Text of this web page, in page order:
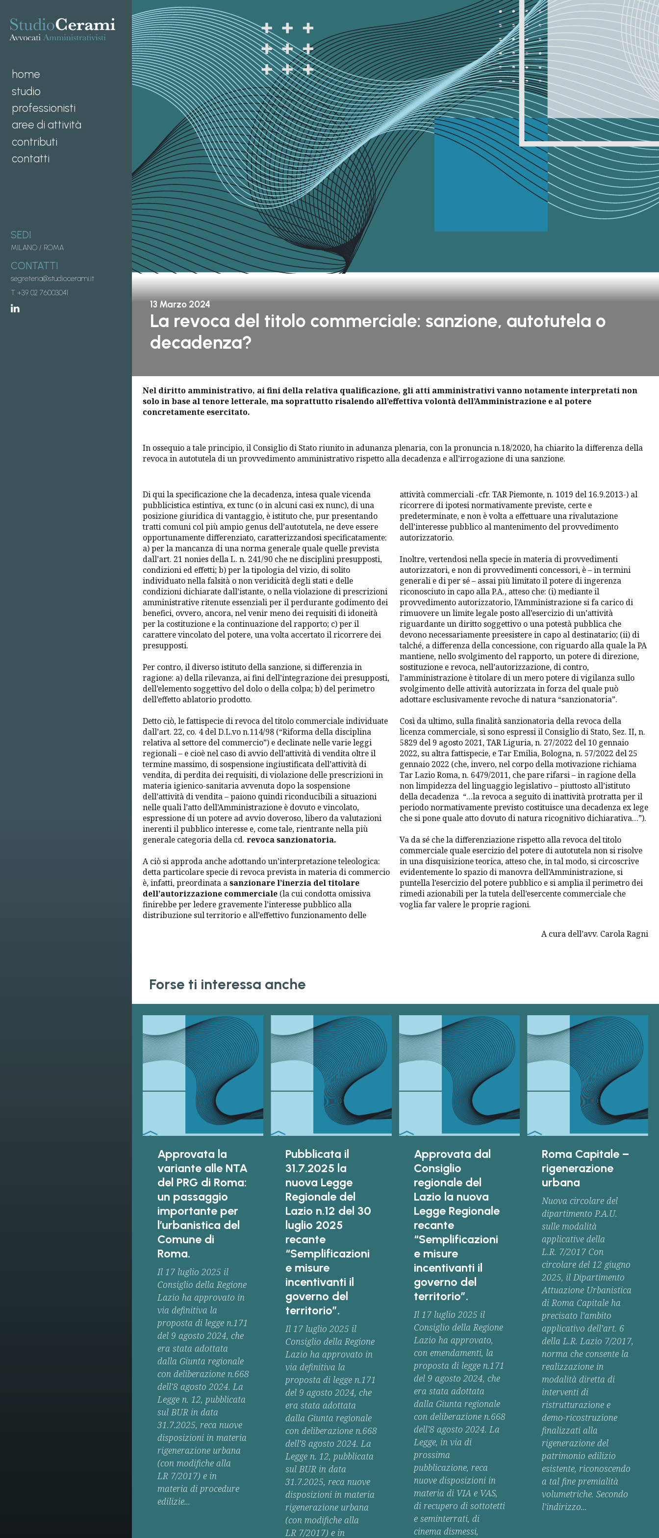
home
studio
professionisti
aree di attività
contributi
contatti
SEDI
MILANO / ROMA
CONTATTI
segreteria@studiocerami.it
T +39 02 76003041
13 Marzo 2024
La revoca del titolo commerciale: sanzione, autotutela o
decadenza?
Nel diritto amministrativo, ai fini della relativa qualificazione, gli atti amministrativi vanno notamente interpretati non
solo in base al tenore letterale, ma soprattutto risalendo all’effettiva volontà dell’Amministrazione e al potere
concretamente esercitato.
In ossequio a tale principio, il Consiglio di Stato riunito in adunanza plenaria, con la pronuncia n.18/2020, ha chiarito la differenza della
revoca in autotutela di un provvedimento amministrativo rispetto alla decadenza e all’irrogazione di una sanzione.
Di qui la specificazione che la decadenza, intesa quale vicenda
pubblicistica estintiva, ex tunc (o in alcuni casi ex nunc), di una
posizione giuridica di vantaggio, è istituto che, pur presentando
tratti comuni col più ampio genus dell’autotutela, ne deve essere
opportunamente differenziato, caratterizzandosi specificatamente:
a) per la mancanza di una norma generale quale quelle prevista
dall’art. 21 nonies della L. n. 241/90 che ne disciplini presupposti,
condizioni ed effetti; b) per la tipologia del vizio, di solito
individuato nella falsità o non veridicità degli stati e delle
condizioni dichiarate dall’istante, o nella violazione di prescrizioni
amministrative ritenute essenziali per il perdurante godimento dei
benefici, ovvero, ancora, nel venir meno dei requisiti di idoneità
per la costituzione e la continuazione del rapporto; c) per il
carattere vincolato del potere, una volta accertato il ricorrere dei
presupposti.
Per contro, il diverso istituto della sanzione, si differenzia in
ragione: a) della rilevanza, ai fini dell’integrazione dei presupposti,
dell’elemento soggettivo del dolo o della colpa; b) del perimetro
dell’effetto ablatorio prodotto.
Detto ciò, le fattispecie di revoca del titolo commerciale individuate
dall’art. 22, co. 4 del D.L.vo n.114/98 (“Riforma della disciplina
relativa al settore del commercio”) e declinate nelle varie leggi
regionali – e cioè nel caso di avvio dell’attività di vendita oltre il
termine massimo, di sospensione ingiustificata dell’attività di
vendita, di perdita dei requisiti, di violazione delle prescrizioni in
materia igienico-sanitaria avvenuta dopo la sospensione
dell’attività di vendita – paiono quindi riconducibili a situazioni
nelle quali l’atto dell’Amministrazione è dovuto e vincolato,
espressione di un potere ad avvio doveroso, libero da valutazioni
inerenti il pubblico interesse e, come tale, rientrante nella più
generale categoria della cd.revoca sanzionatoria.
A ciò si approda anche adottando un’interpretazione teleologica:
detta particolare specie di revoca prevista in materia di commercio
è, infatti, preordinata asanzionare l’inerzia del titolare
dell’autorizzazione commerciale (la cui condotta omissiva
finirebbe per ledere gravemente l’interesse pubblico alla
distribuzione sul territorio e all’effettivo funzionamento delle
attività commerciali -cfr. TAR Piemonte, n. 1019 del 16.9.2013-) al
ricorrere di ipotesi normativamente previste, certe e
predeterminate, e non è volta a effettuare una rivalutazione
dell’interesse pubblico al mantenimento del provvedimento
autorizzatorio.
Inoltre, vertendosi nella specie in materia di provvedimenti
autorizzatori, e non di provvedimenti concessori, è – in termini
generali e di per sé – assai più limitato il potere di ingerenza
riconosciuto in capo alla P.A., atteso che: (i) mediante il
provvedimento autorizzatorio, l’Amministrazione si fa carico di
rimuovere un limite legale posto all’esercizio di un’attività
riguardante un diritto soggettivo o una potestà pubblica che
devono necessariamente preesistere in capo al destinatario; (ii) di
talché, a differenza della concessione, con riguardo alla quale la PA
mantiene, nello svolgimento del rapporto, un potere di direzione,
sostituzione e revoca, nell’autorizzazione, di contro,
l’amministrazione è titolare di un mero potere di vigilanza sullo
svolgimento delle attività autorizzata in forza del quale può
adottare esclusivamente revoche di natura “sanzionatoria”.
Così da ultimo, sulla finalità sanzionatoria della revoca della
licenza commerciale, si sono espressi il Consiglio di Stato, Sez. II, n.
5829 del 9 agosto 2021, TAR Liguria, n. 27/2022 del 10 gennaio
2022, su altra fattispecie, e Tar Emilia, Bologna, n. 57/2022 del 25
gennaio 2022 (che, invero, nel corpo della motivazione richiama
Tar Lazio Roma, n. 6479/2011, che pare rifarsi – in ragione della
non limpidezza del linguaggio legislativo – piuttosto all’istituto
della decadenza “…la revoca a seguito di inattività protratta per il
periodo normativamente previsto costituisce una decadenza ex lege
che si pone quale atto dovuto di natura ricognitivo dichiarativa…”).
Va da sé che la differenziazione rispetto alla revoca del titolo
commerciale quale esercizio del potere di autotutela non si risolve
in una disquisizione teorica, atteso che, in tal modo, si circoscrive
evidentemente lo spazio di manovra dell’Amministrazione, si
puntella l’esercizio del potere pubblico e si amplia il perimetro dei
rimedi azionabili per la tutela dell’esercente commerciale che
voglia far valere le proprie ragioni.
A cura dell’avv. Carola Ragni
Forse ti interessa anche
Approvata la
variante alle NTA
del PRG di Roma:
un passaggio
importante per
l’urbanistica del
Comune di
Roma.
Il 17 luglio 2025 il
Consiglio della Regione
Lazio ha approvato in
via definitiva la
proposta di legge n.171
del 9 agosto 2024, che
era stata adottata
dalla Giunta regionale
con deliberazione n.668
dell’8 agosto 2024. La
Legge n. 12, pubblicata
sul BUR in data
31.7.2025, reca nuove
disposizioni in materia
rigenerazione urbana
(con modifiche alla
LR 7/2017) e in
materia di procedure
edilizie...
Pubblicata il
31.7.2025 la
nuova Legge
Regionale del
Lazio n.12 del 30
luglio 2025
recante
“Semplificazioni
e misure
incentivanti il
governo del
territorio”.
Il 17 luglio 2025 il
Consiglio della Regione
Lazio ha approvato in
via definitiva la
proposta di legge n.171
del 9 agosto 2024, che
era stata adottata
dalla Giunta regionale
con deliberazione n.668
dell’8 agosto 2024. La
Legge n. 12, pubblicata
sul BUR in data
31.7.2025, reca nuove
disposizioni in materia
rigenerazione urbana
(con modifiche alla
LR 7/2017) e in
Approvata dal
Consiglio
regionale del
Lazio la nuova
Legge Regionale
recante
“Semplificazioni
e misure
incentivanti il
governo del
territorio”.
Il 17 luglio 2025 il
Consiglio della Regione
Lazio ha approvato,
con emendamenti, la
proposta di legge n.171
del 9 agosto 2024, che
era stata adottata
dalla Giunta regionale
con deliberazione n.668
dell’8 agosto 2024. La
Legge, in via di
prossima
pubblicazione, reca
nuove disposizioni in
materia di VIA e VAS,
di recupero di sottotetti
e seminterrati, di
cinema dismessi,
Roma Capitale –
rigenerazione
urbana
Nuova circolare del
dipartimento P.A.U.
sulle modalità
applicative della
L.R. 7/2017 Con
circolare del 12 giugno
2025, il Dipartimento
Attuazione Urbanistica
di Roma Capitale ha
precisato l’ambito
applicativo dell’art. 6
della L.R. Lazio 7/2017,
norma che consente la
realizzazione in
modalità diretta di
interventi di
ristrutturazione e
demo-ricostruzione
finalizzati alla
rigenerazione del
patrimonio edilizio
esistente, riconoscendo
a tal fine premialità
volumetriche. Secondo
l’indirizzo...